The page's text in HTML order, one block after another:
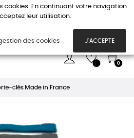
la
0
clés Made in France
cookies. En continuant votre navigation
leur utilisation.
des cookies J'ACCEPTE